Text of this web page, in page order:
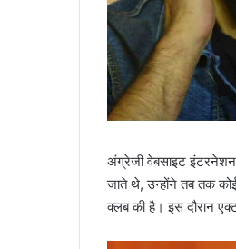
अंग्रेजी वेबसाइट
जाते थे, उन्होंने तब तक
क्लब की है। इस दौरान